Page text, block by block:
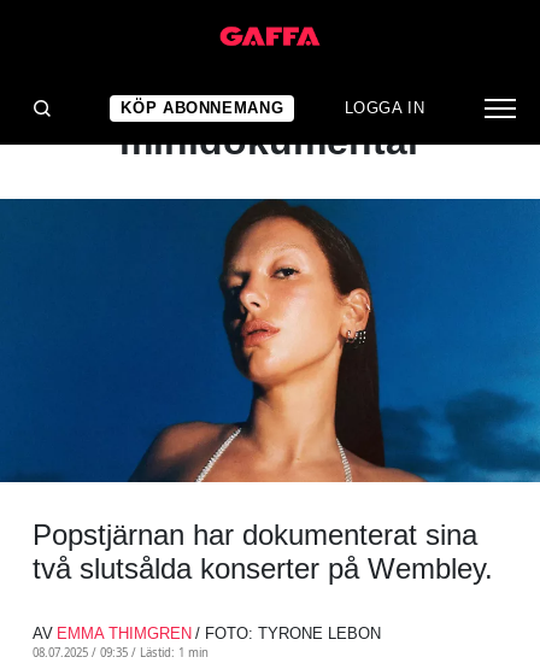
KÖP ABONNEMANG LOGGA IN
NYHET
Dua Lipa släpper
minidokumentär
Popstjärnan har dokumenterat sina
två slutsålda konserter på Wembley.
AV EMMA THIMGREN / FOTO: TYRONE LEBON
08.07.2025 / 09:35 / Lästid: 1 min